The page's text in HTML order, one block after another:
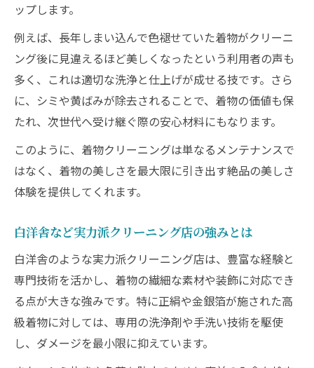
ップします。
例えば、長年しまい込んで色褪せていた着物がクリーニ
ング後に見違えるほど美しくなったという利用者の声も
多く、これは適切な洗浄と仕上げが成せる技です。さら
に、シミや黄ばみが除去されることで、着物の価値も保
たれ、次世代へ受け継ぐ際の安心材料にもなります。
このように、着物クリーニングは単なるメンテナンスで
はなく、着物の美しさを最大限に引き出す絶品の美しさ
体験を提供してくれます。
白洋舎など実力派クリーニング店の強みとは
白洋舎のような実力派クリーニング店は、豊富な経験と
専門技術を活かし、着物の繊細な素材や装飾に対応でき
る点が大きな強みです。特に正絹や金銀箔が施された高
級着物に対しては、専用の洗浄剤や手洗い技術を駆使
し、ダメージを最小限に抑えています。